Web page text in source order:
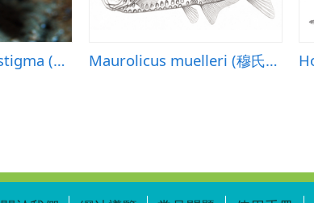
Pristiapogon exostigma (單線鋸天竺鯛) Maurolicus muelleri (穆氏暗光魚)